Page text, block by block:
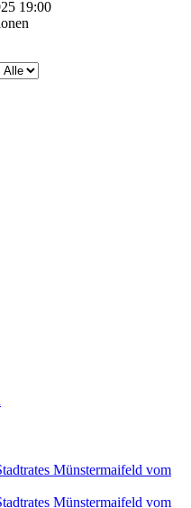
19:00
Münstermaifeld vom
Münstermaifeld vom